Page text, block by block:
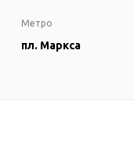
Метро
пл. Маркса